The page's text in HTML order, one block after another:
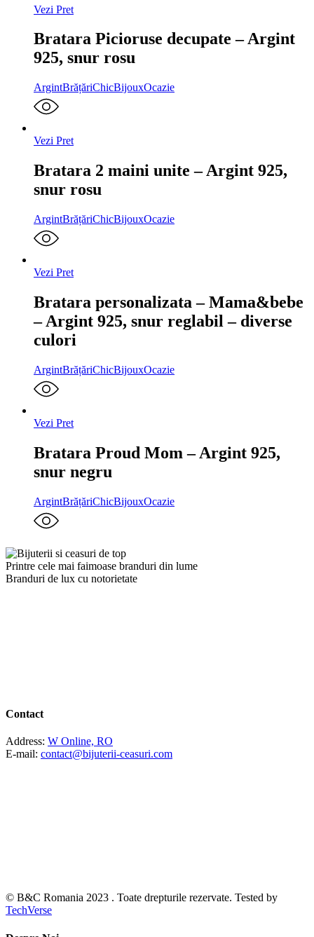
Vezi Pret
Bratara Picioruse decupate – Argint
925, snur rosu
ArgintBrățăriChicBijouxOcazie
Vezi Pret
Bratara 2 maini unite – Argint 925,
snur rosu
ArgintBrățăriChicBijouxOcazie
Vezi Pret
Bratara personalizata – Mama&bebe
– Argint 925, snur reglabil – diverse
culori
ArgintBrățăriChicBijouxOcazie
Vezi Pret
Bratara Proud Mom – Argint 925,
snur negru
ArgintBrățăriChicBijouxOcazie
Printre cele mai faimoase branduri din lume
Branduri de lux cu notorietate
Contact
Address: W Online, RO
E-mail: contact@bijuterii-ceasuri.com
© B&C Romania 2023 . Toate drepturile rezervate. Tested by
TechVerse